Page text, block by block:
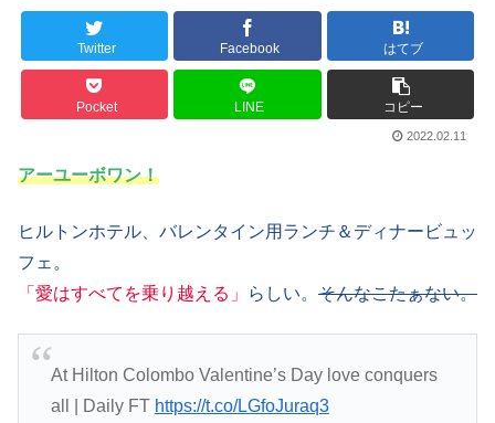
Twitter Facebook はてブ
Pocket LINE コピー
2022.02.11
アーユーボワン！
ヒルトンホテル、バレンタイン用ランチ＆ディナービュッ
フェ。
「愛はすべてを乗り越える」
らしい。 そんなこたぁない。
At Hilton Colombo Valentine’s Day love conquers
all | Daily FT https://t.co/LGfoJuraq3